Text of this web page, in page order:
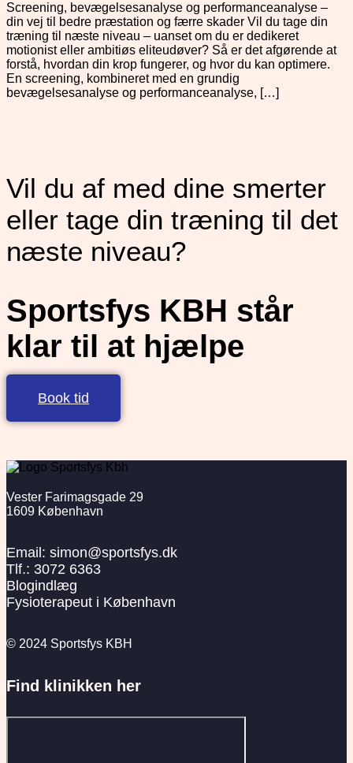
Screening, bevægelsesanalyse og performanceanalyse –
din vej til bedre præstation og færre skader Vil du tage din
træning til næste niveau – uanset om du er dedikeret
motionist eller ambitiøs eliteudøver? Så er det afgørende at
forstå, hvordan din krop fungerer, og hvor du kan optimere.
En screening, kombineret med en grundig
bevægelsesanalyse og performanceanalyse, […]
Vil du af med dine smerter
eller tage din træning til det
næste niveau?
Sportsfys KBH står
klar til at hjælpe
Book tid
Vester Farimagsgade 29
1609 København
Email: simon@sportsfys.dk
Tlf.: 3072 6363
Blogindlæg
Fysioterapeut i København
© 2024 Sportsfys KBH
Find klinikken her